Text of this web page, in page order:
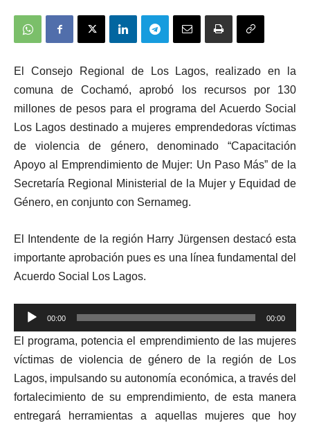
El Consejo Regional de Los Lagos, realizado en la
comuna de Cochamó, aprobó los recursos por 130
millones de pesos para el programa del Acuerdo Social
Los Lagos destinado a mujeres emprendedoras víctimas
de violencia de género, denominado “Capacitación
Apoyo al Emprendimiento de Mujer: Un Paso Más” de la
Secretaría Regional Ministerial de la Mujer y Equidad de
Género, en conjunto con Sernameg.
El Intendente de la región Harry Jürgensen destacó esta
importante aprobación pues es una línea fundamental del
Acuerdo Social Los Lagos.
Reproductor
de
audio
00:00 00:00
El programa, potencia el emprendimiento de las mujeres
víctimas de violencia de género de la región de Los
Lagos, impulsando su autonomía económica, a través del
fortalecimiento de su emprendimiento, de esta manera
entregará herramientas a aquellas mujeres que hoy